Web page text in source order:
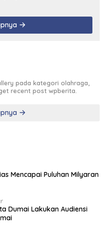
pada kategori olahraga,
recent post wpberita.
Mencapai Puluhan Milyaran
Dumai Lakukan Audiensi